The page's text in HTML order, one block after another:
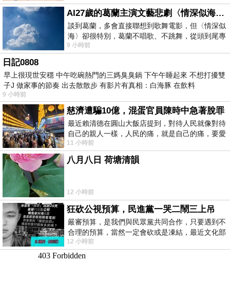
AI27歲的葛蘭主演文藝悲劇〈情深似海〉 #戀上老電影 #葛蘭 #粟子
談到葛蘭，多會直接聯想到歌舞電影，但〈情深似
海〉卻很特別，葛蘭不唱歌、不跳舞，從頭到尾專
心演戲。拍攝期間，經常工作超過12個鐘
9 小時前
日記0808
早上很現世安穩 中午吃碗熱門的三媽臭臭鍋 下午午睡起來 不想打擾雙
子J 做家事的節奏 出去散散步 有影片有真相：白海豚 在飲料
9 小時前
慈濟遭騙10億，混蛋官員陳時中急著脫罪
最近賴清德在圓山大飯店提到，對待人民就像對待
自己的親人一樣，人民的痛，就是自己的痛，要愛
民如親，說的這麼好聽，實際上根本沒做
11 小時前
八月八日 荷塘清韻
12 小時前
狂砍公視預算，民進黨一哭二鬧三上吊
嚴審預算，是我們與民眾黨共同合作，只要遇到不
合理的預算，當然一定會砍或是凍結，最近文化部
要編列公視和Taiwan plus預算，在110年
12 小時前